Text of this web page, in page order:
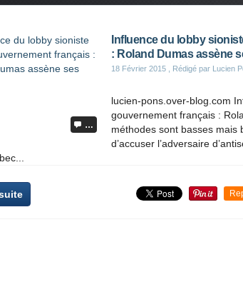
…
Influence du lobby
: Roland Dumas assène
18 Février 2015 , Rédigé par Lucien
lucien-pons.over-blog.com
gouvernement français :
méthodes sont basses mais
d’accuser l’adversaire